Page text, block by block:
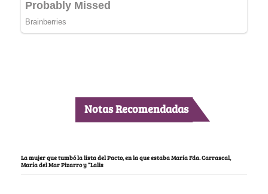
Notas Recomendadas
La mujer que tumbó la lista del Pacto, en la que estaba María Fda. Carrascal,
María del Mar Pizarro y “Lalis